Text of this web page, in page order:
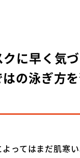
に早く気
の泳ぎ方を
ってはまだ肌寒